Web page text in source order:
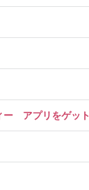
ー アプリをゲット